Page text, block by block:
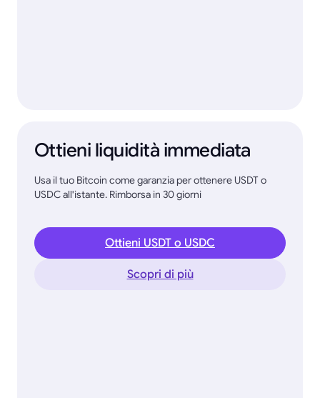
Ottieni liquidità immediata
Usa il tuo Bitcoin come garanzia per ottenere USDT o
USDC all'istante. Rimborsa in 30 giorni
Ottieni USDT o USDC
Scopri di più